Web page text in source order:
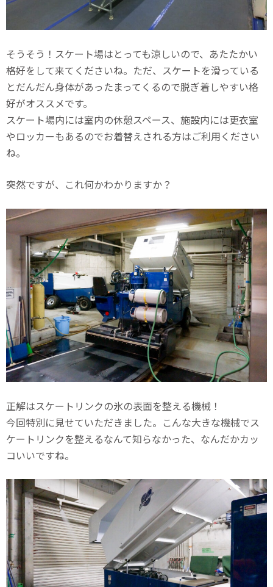
そうそう！スケート場はとっても涼しいので、あたたかい
格好をして来てくださいね。ただ、スケートを滑っている
とだんだん身体があったまってくるので脱ぎ着しやすい格
好がオススメです。
スケート場内には室内の休憩スペース、施設内には更衣室
やロッカーもあるのでお着替えされる方はご利用ください
ね。
突然ですが、これ何かわかりますか？
正解はスケートリンクの氷の表面を整える機械！
今回特別に見せていただきました。こんな大きな機械でス
ケートリンクを整えるなんて知らなかった、なんだかカッ
コいいですね。